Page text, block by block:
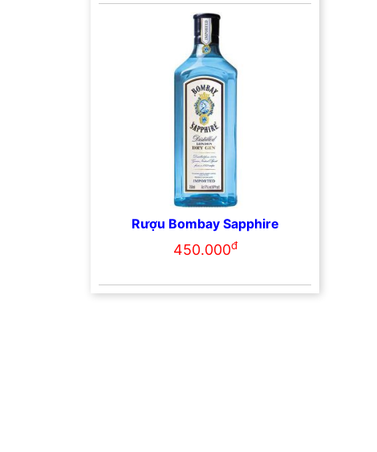
Rượu Bombay Sapphire
450.000đ